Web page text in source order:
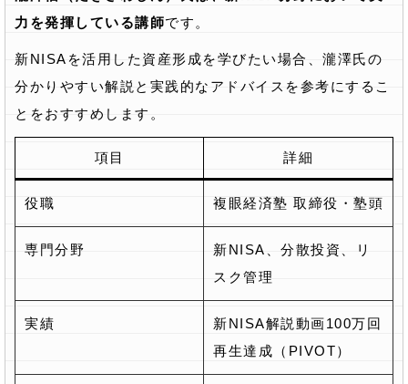
力を発揮している講師です。
新NISAを活用した資産形成を学びたい場合、瀧澤氏の
分かりやすい解説と実践的なアドバイスを参考にするこ
とをおすすめします。
項目 詳細
役職 複眼経済塾 取締役・塾頭
専門分野
新NISA、分散投資、リ
スク管理
実績
新NISA解説動画100万回
再生達成（PIVOT）